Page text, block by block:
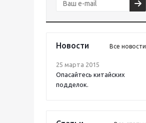
Новости Все новости
25 марта 2015
Опасайтесь китайских
подделок.